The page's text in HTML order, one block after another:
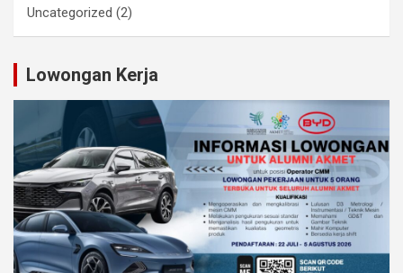
Uncategorized (2)
Lowongan Kerja